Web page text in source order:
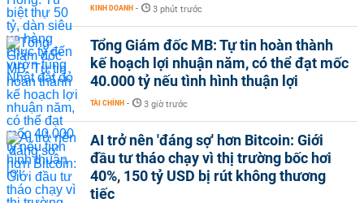
KINH DOANH - 3 phút trước
Tổng Giám đốc MB: Tự tin hoàn thành
kế hoạch lợi nhuận năm, có thể đạt mốc
40.000 tỷ nếu tình hình thuận lợi
TÀI CHÍNH - 3 giờ trước
AI trở nên 'đáng sợ' hơn Bitcoin: Giới
đầu tư tháo chạy vì thị trường bốc hơi
40%, 150 tỷ USD bị rút không thương
tiếc